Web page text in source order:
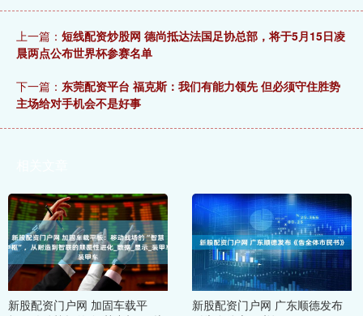
上一篇： 短线配资炒股网 德尚抵达法国足协总部，将于5月15日凌
晨两点公布世界杯参赛名单
下一篇： 东莞配资平台 福克斯：我们有能力领先 但必须守住胜势
主场给对手机会不是好事
新股配资门户网 加固车载平
新股配资门户网 广东顺德发布